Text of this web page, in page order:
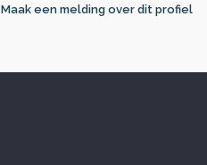
Maak een melding over dit profiel